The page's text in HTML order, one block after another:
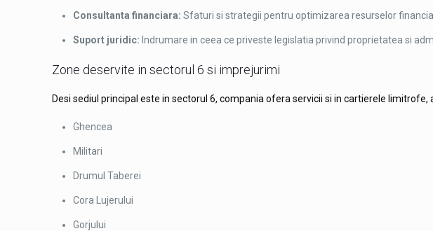
Consultanta financiara: Sfaturi si strategii pentru optimizarea resurselor
Suport juridic: Indrumare in ceea ce priveste legislatia privind proprietatea si
Zone deservite in sectorul 6 si imprejurimi
Desi sediul principal este in sectorul 6, compania ofera servicii si in cartierele
Ghencea
Militari
Drumul Taberei
Cora Lujerului
Gorjului